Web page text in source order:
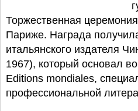
Торжественная
Париже. Награда
итальянского издателя
1967), который основал
Editions mondiales,
профессиональной